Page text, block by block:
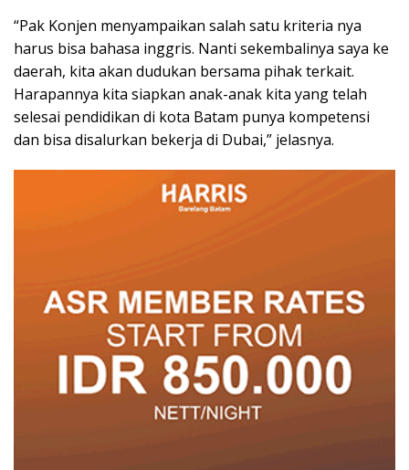
“Pak Konjen menyampaikan salah satu kriteria nya
harus bisa bahasa inggris. Nanti sekembalinya saya ke
daerah, kita akan dudukan bersama pihak terkait.
Harapannya kita siapkan anak-anak kita yang telah
selesai pendidikan di kota Batam punya kompetensi
dan bisa disalurkan bekerja di Dubai,” jelasnya.